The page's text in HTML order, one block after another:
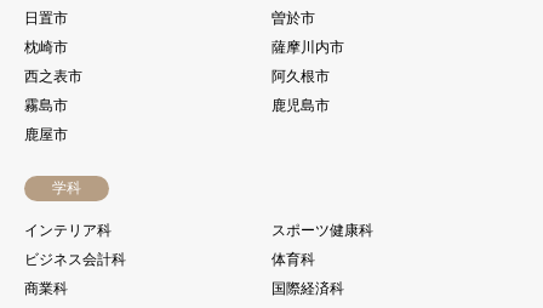
日置市
曽於市
枕崎市
薩摩川内市
西之表市
阿久根市
霧島市
鹿児島市
鹿屋市
学科
インテリア科
スポーツ健康科
ビジネス会計科
体育科
商業科
国際経済科